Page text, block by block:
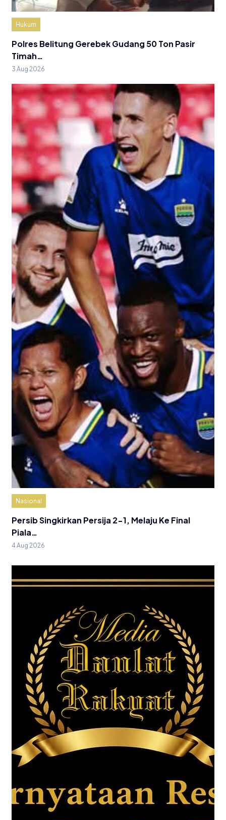
Hukum
Polres Belitung Gerebek Gudang 50 Ton Pasir
Timah…
3 Aug 2026
Nasional
Persib Singkirkan Persija 2-1, Melaju Ke Final
Piala…
4 Aug 2026